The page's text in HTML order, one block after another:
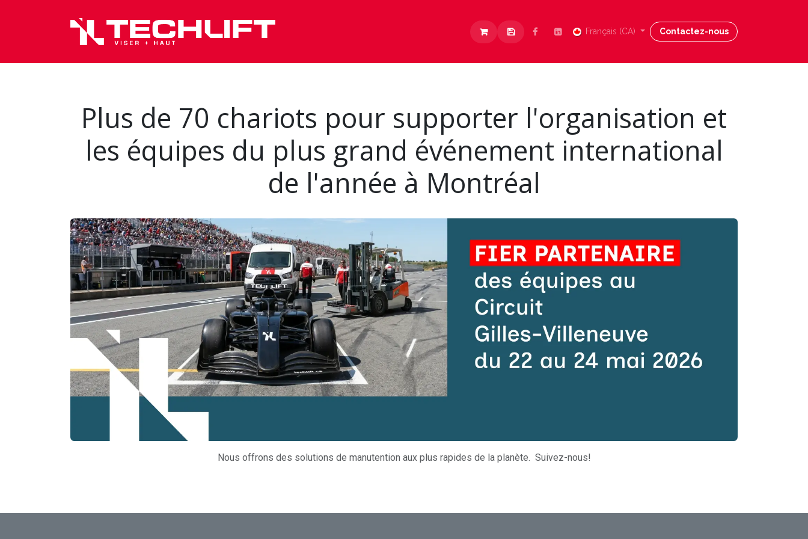
Carrières Nous joindre Blog Aide
Français (CA) Contactez-nous
Plus de 70 chariots pour supporter l'organisation et
les équipes du plus grand événement international
de l'année à Montréal
Nous offrons des solutions de manutention aux plus rapides de la planète. Suivez-nous!